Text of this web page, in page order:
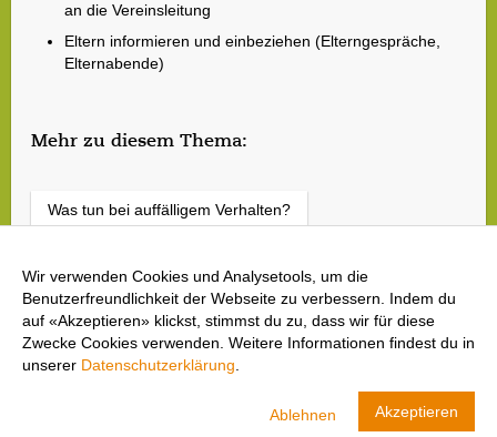
an die Vereinsleitung
Eltern informieren und einbeziehen (Elterngespräche,
Elternabende)
Mehr zu diesem Thema:
Was tun bei auffälligem Verhalten?
Wir verwenden Cookies und Analysetools, um die
Benutzerfreundlichkeit der Webseite zu verbessern. Indem du
auf «Akzeptieren» klickst, stimmst du zu, dass wir für diese
Zwecke Cookies verwenden. Weitere Informationen findest du in
unserer Datenschutzerklärung
Ablehnen Akzeptieren
ANZEIGEN